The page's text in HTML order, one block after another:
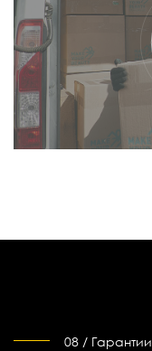
08 / Гарантии